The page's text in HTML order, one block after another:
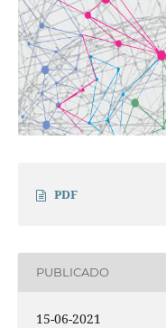
PDF
PUBLICADO
15-06-2021